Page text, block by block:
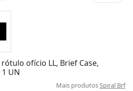
ofício LL, Brief Case,
UN
Mais produtosSpiral Brf